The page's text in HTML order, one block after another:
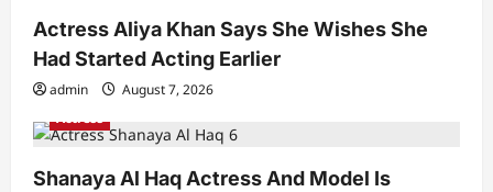
Actress Aliya Khan Says She Wishes She
Had Started Acting Earlier
admin
August 7, 2026
Actress
Shanaya Al Haq Actress And Model Is